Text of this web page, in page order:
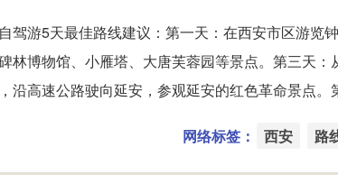
驾游5天最佳路线建议：第一天：在西安市区游览
林博物馆、小雁塔、大唐芙蓉园等景点。第三天
沿高速公路驶向延安，参观延安的红色革命景点。
网络标签： 西安 路